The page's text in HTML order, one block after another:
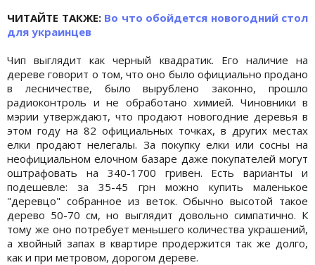
ЧИТАЙТЕ ТАКЖЕ: Во что обойдется новогодний стол
для украинцев
Чип выглядит как черный квадратик. Его наличие на
дереве говорит о том, что оно было официально продано
в лесничестве, было вырублено законно, прошло
радиоконтроль и не обработано химией. Чиновники в
мэрии утверждают, что продают новогодние деревья в
этом году на 82 официальных точках, в других местах
елки продают нелегалы. За покупку елки или сосны на
неофициальном елочном базаре даже покупателей могут
оштрафовать на 340-1700 гривен. Есть варианты и
подешевле: за 35-45 грн можно купить маленькое
"деревцо" собранное из веток. Обычно высотой такое
дерево 50-70 см, но выглядит довольно симпатично. К
тому же оно потребует меньшего количества украшений,
а хвойный запах в квартире продержится так же долго,
как и при метровом, дорогом дереве.